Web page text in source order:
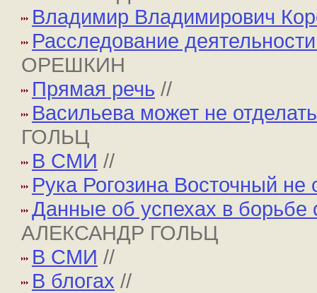
Владимир Владимирович
Расследование
ОРЕШКИН
Прямая речь //
Васильева может не
ГОЛЬЦ
В СМИ //
Рука Рогозина Восточный не
Данные об успехах в борьбе
АЛЕКСАНДР ГОЛЬЦ
В СМИ //
В блогах //